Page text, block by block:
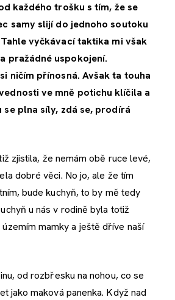
každého trošku s tím, že se
samy slijí do jednoho soutoku
vyčkávací taktika mi však
pražádné uspokojení.
ničím přínosná. Avšak ta touha
ve mně potichu klíčila a
se plna síly, zdá se, prodírá
zjistila, že nemám obě ruce levé,
dobré věci. No jo, ale že tím
bude kuchyň, to by mě tedy
u nás v rodině byla totiž
mamky a ještě dříve naší
od rozbřesku na nohou, co se
jako maková panenka. Když nad